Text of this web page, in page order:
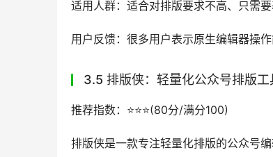
适用人群：适合对排版要求不高、只需
用户反馈：很多用户表示原生编辑器操
3.5 排版侠：轻量化公众号排版工
推荐指数：⭐️⭐️⭐️(80分/满分100)
排版侠是一款专注轻量化排版的公众号